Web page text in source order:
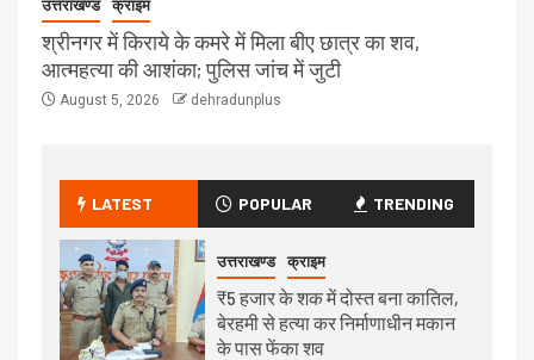
उत्तराखण्ड क्राइम
श्रीनगर में किराये के कमरे में मिला बीए छात्र का शव,
आत्महत्या की आशंका; पुलिस जांच में जुटी
August 5, 2026 dehradunplus
LATEST POPULAR TRENDING
उत्तराखण्ड क्राइम
₹5 हजार के शक में दोस्त बना कातिल,
बेरहमी से हत्या कर निर्माणाधीन मकान
के पास फेंका शव